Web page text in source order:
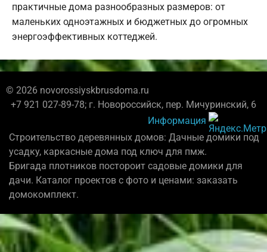
практичные дома разнообразных размеров: от
маленьких одноэтажных и бюджетных до огромных
энергоэффективных коттеджей.
© 2026 novorossiyskbrusdoma.ru
+7 921 027-89-78; г. Новороссийск, пер. Мичуринский, 6
Информация
Строительство деревянных домов: Дачные домики под
усадку, каркасные дома под ключ для пмж.
Бригада плотников постороит садовые домики для
дачи. Каталог проектов с фото и ценами: заказать
домокомплект.